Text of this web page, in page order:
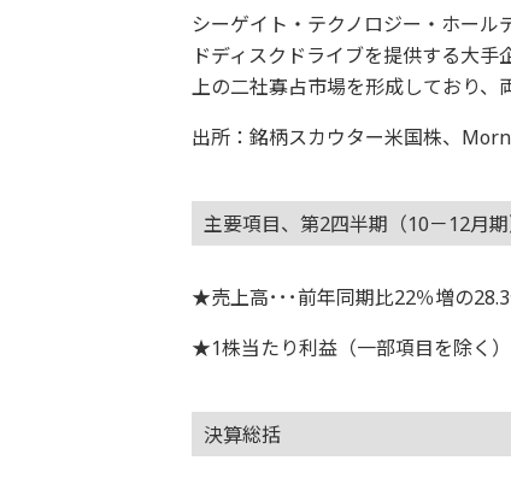
シーゲイト・テクノロジー・ホー
ドディスクドライブを提供する大
上の二社寡占市場を形成しており、
出所：銘柄スカウター米国株、
主要項目、第2四半期（10－12月
★売上高･･･前年同期比22％増の
★1株当たり利益（一部項目を除く）
決算総括